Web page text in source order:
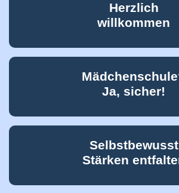
Herzlich
willkommen
Ja, sicher!
Selbstbewusst
Stärken